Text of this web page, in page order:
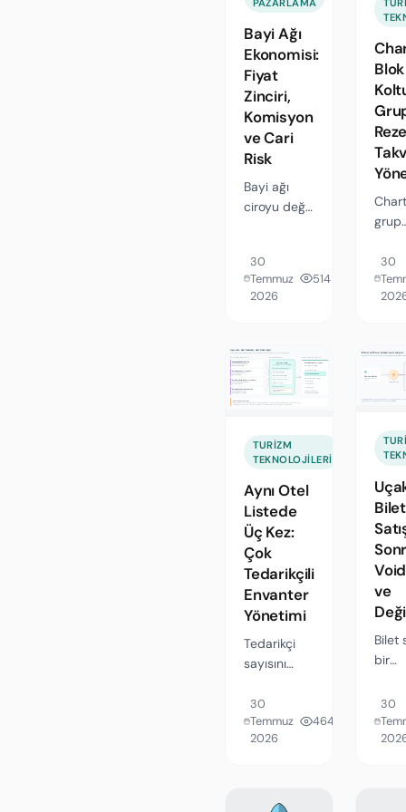
değiştiriyor,
nasıl
kullanılır,
sınırları ne?
PAZARLAMA
Bayi Ağı
Ekonomisi:
Fiyat
Zinciri,
Komisyon
ve Cari
Risk
Bayi ağı
ciroyu değil
Fiyat kuralı
zincirinin
komisyon
tabanı
çelişkisi,
kredi limiti
2026'da
değişen
BSP takvimi.
30
Temmuz
2026
514
Blok
grup
değil
isim
30
TURIZM
TEKNOLOJILERI
Aynı Otel
Listede
Üç Kez:
Çok
Tedarikçili
Envanter
Yönetimi
Tedarikçi
sayısını
envanteri
değil
gürültüyü
kimliği,
30
Temmuz
2026
464
ve
Bilet
bir
kârı
değil,
30